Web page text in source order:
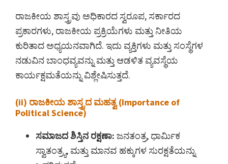
ರಾಜಕೀಯ ಶಾಸ್ತ್ರವು ಅಧಿಕಾರದ ಸ್ವರೂಪ, ಸರ್ಕಾರದ
ಪ್ರಕಾರಗಳು, ರಾಜಕೀಯ ಪ್ರಕ್ರಿಯೆಗಳು ಮತ್ತು ನೀತಿಯ
ಕುರಿತಾದ ಅಧ್ಯಯನವಾಗಿದೆ. ಇದು ವ್ಯಕ್ತಿಗಳು ಮತ್ತು ಸಂಸ್ಥೆಗಳ
ನಡುವಿನ ಬಾಂಧವ್ಯವನ್ನು ಮತ್ತು ಆಡಳಿತ ವ್ಯವಸ್ಥೆಯ
ಕಾರ್ಯಕ್ಷಮತೆಯನ್ನು ವಿಶ್ಲೇಷಿಸುತ್ತದೆ.
(ii) ರಾಜಕೀಯ ಶಾಸ್ತ್ರದ ಮಹತ್ವ (Importance of
Political Science)
ಸಮಾಜದ ಶಿಸ್ತಿನ ರಕ್ಷಣಾ: ಜನತಂತ್ರ, ಧಾರ್ಮಿಕ
ಸ್ವಾತಂತ್ರ್ಯ, ಮತ್ತು ಮಾನವ ಹಕ್ಕುಗಳ ಸುರಕ್ಷತೆಯನ್ನು